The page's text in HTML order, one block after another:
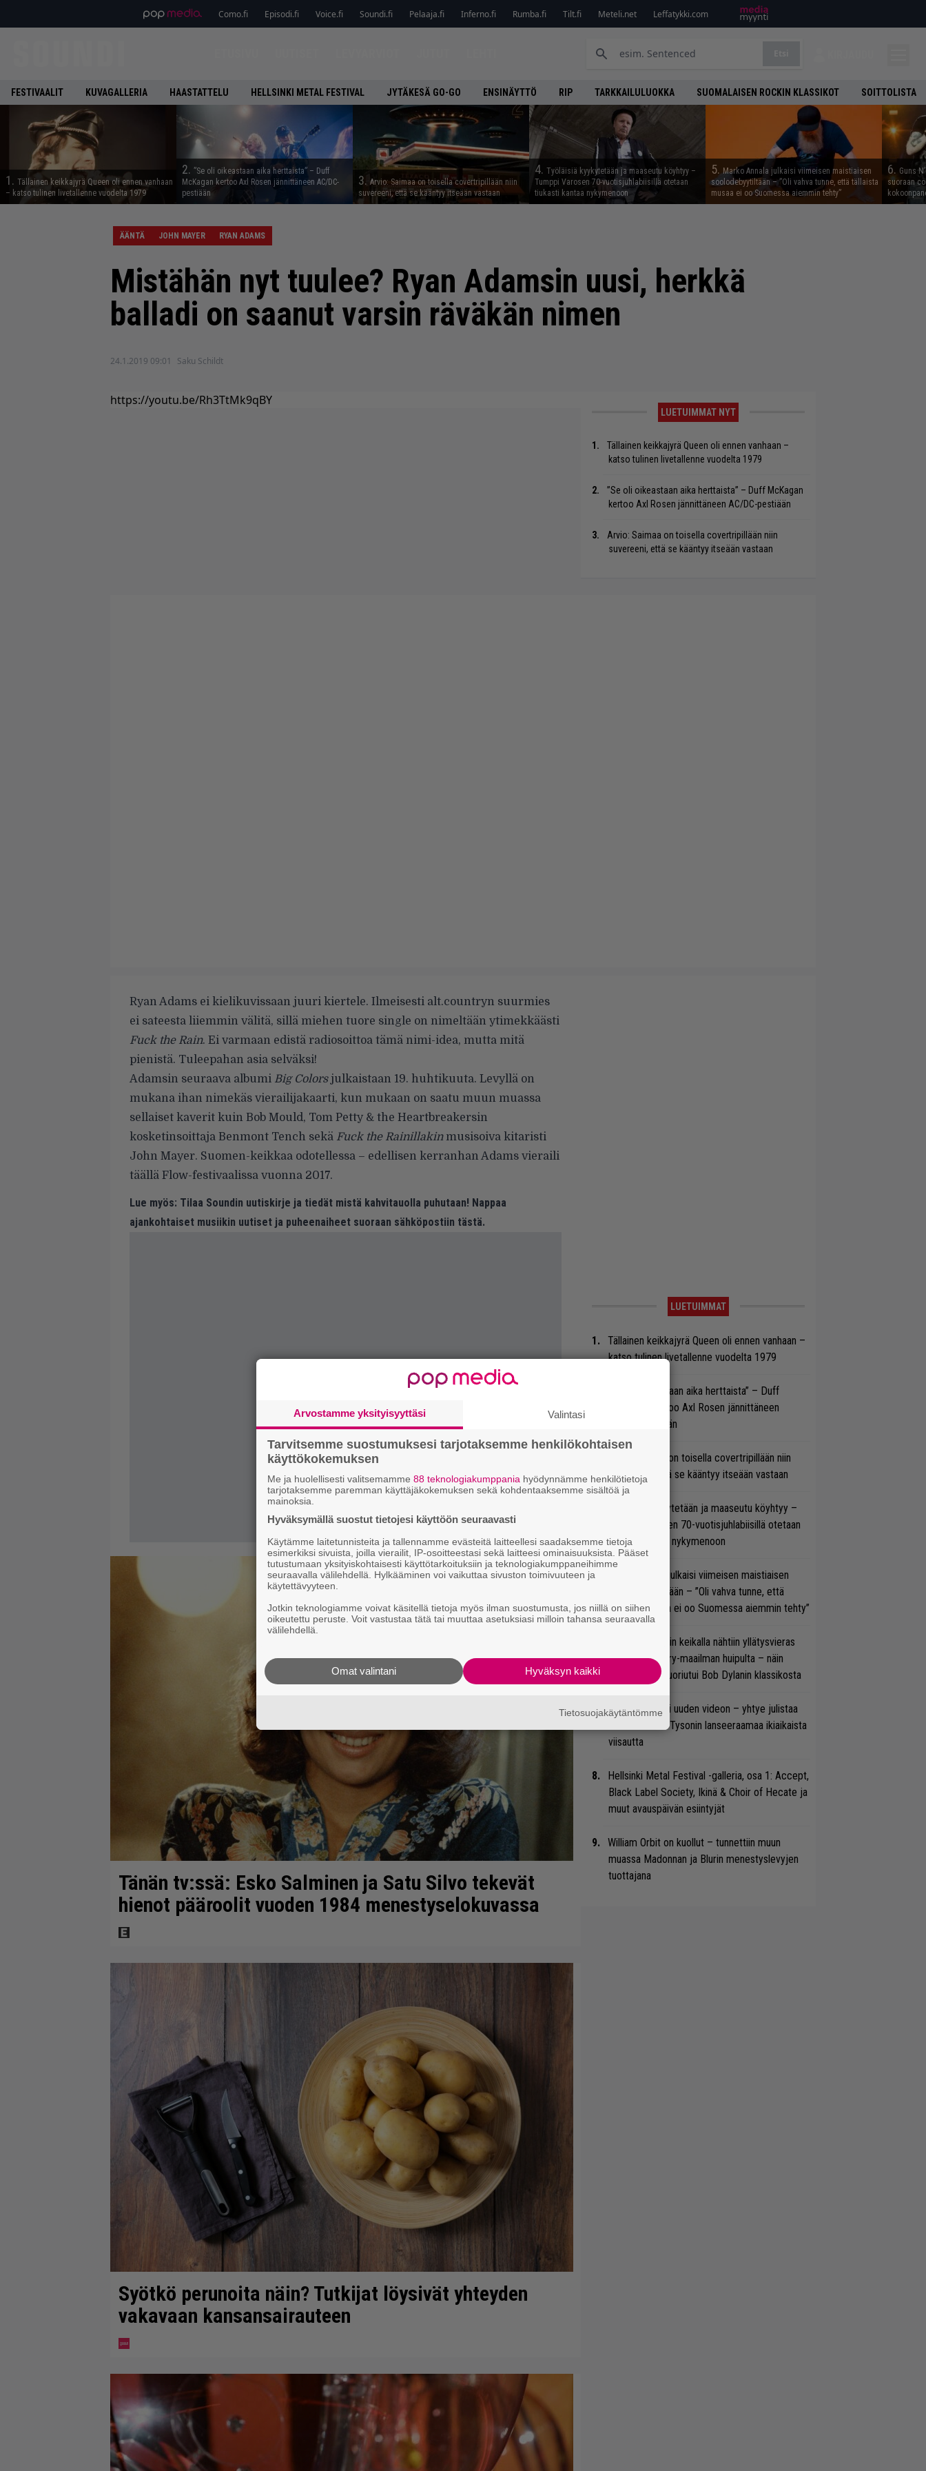
Como.fi Episodi.fi Voice.fi Soundi.fi Pelaaja.fi Inferno.fi Rumba.fi Tilt.fi Meteli.net Leffatykki.com
FESTIVAALIT KUVAGALLERIA HAASTATTELU HELLSINKI METAL FESTIVAL JYTÄKESÄ GO-GO ENSINÄYTTÖ RIP TARKKAILULUOKKA SUOMALAISEN ROCKIN KLASSIKOT SOITTOLISTA
1. Tällainen keikkajyrä Queen oli ennen vanhaan
– katso tulinen livetallenne vuodelta 1979
2. ”Se oli oikeastaan aika herttaista” – Duff
McKagan kertoo Axl Rosen jännittäneen AC/DC-
pestiään
3. Arvio: Saimaa on toisella covertripillään niin
suvereeni, että se kääntyy itseään vastaan
4. Työläisiä kyykytetään ja maaseutu köyhtyy –
Tumppi Varosen 70-vuotisjuhlabiisillä otetaan
tiukasti kantaa nykymenoon
5. Marko Annala julkaisi viimeisen maistiaisen
soolodebyytiltään – ”Oli vahva tunne, että tällaista
musaa ei oo Suomessa aiemmin tehty”
6. Guns
suoraan
ÄÄNTÄ JOHN MAYER RYAN ADAMS
Mistähän nyt tuulee? Ryan Adamsin uusi, herkkä
balladi on saanut varsin räväkän nimen
24.1.2019 09:01 Saku Schildt
https://youtu.be/Rh3TtMk9qBY
LUETUIMMAT NYT
Tällainen keikkajyrä Queen oli ennen vanhaan –
katso tulinen livetallenne vuodelta 1979
”Se oli oikeastaan aika herttaista” – Duff McKagan
kertoo Axl Rosen jännittäneen AC/DC-pestiään
Arvio: Saimaa on toisella covertripillään niin
suvereeni, että se kääntyy itseään vastaan
Ryan Adams ei kielikuvissaan juuri kiertele. Ilmeisesti alt.countryn suurmies
ei sateesta liiemmin välitä, sillä miehen tuore single on nimeltään ytimekkäästi
Fuck the Rain. Ei varmaan edistä radiosoittoa tämä nimi-idea, mutta mitä
pienistä. Tuleepahan asia selväksi!
Adamsin seuraava albumi Big Colorsjulkaistaan 19. huhtikuuta. Levyllä on
mukana ihan nimekäs vierailijakaarti, kun mukaan on saatu muun muassa
sellaiset kaverit kuin Bob Mould, Tom Petty & the Heartbreakersin
kosketinsoittaja Benmont Tench sekä Fuck the Rainillakinmusisoiva kitaristi
John Mayer. Suomen-keikkaa odotellessa – edellisen kerranhan Adams vieraili
täällä Flow-festivaalissa vuonna 2017.
Lue myös: Tilaa Soundin uutiskirje ja tiedät mistä kahvitauolla puhutaan! Nappaa
ajankohtaiset musiikin uutiset ja puheenaiheet suoraan sähköpostiin tästä.
Tänän tv:ssä: Esko Salminen ja Satu Silvo tekevät
hienot pääroolit vuoden 1984 menestyselokuvassa
Syötkö perunoita näin? Tutkijat löysivät yhteyden
vakavaan kansansairauteen
LUETUIMMAT
Tällainen keikkajyrä Queen oli ennen vanhaan –
katso tulinen livetallenne vuodelta 1979
”Se oli oikeastaan aika herttaista” – Duff
McKagan kertoo Axl Rosen jännittäneen
AC/DC-pestiään
Arvio: Saimaa on toisella covertripillään niin
suvereeni, että se kääntyy itseään vastaan
Työläisiä kyykytetään ja maaseutu köyhtyy –
Tumppi Varosen 70-vuotisjuhlabiisillä otetaan
tiukasti kantaa nykymenoon
Marko Annala julkaisi viimeisen maistiaisen
soolodebyytiltään – ”Oli vahva tunne, että
tällaista musaa ei oo Suomessa aiemmin tehty”
Guns N’ Rosesin keikalla nähtiin yllätysvieras
suoraan country-maailman huipulta – näin
kokoonpano suoriutui Bob Dylanin klassikosta
Anthrax julkaisi uuden videon – yhtye julistaa
biisillään Mike Tysonin lanseeraamaa ikiaikaista
viisautta
Hellsinki Metal Festival -galleria, osa 1: Accept,
Black Label Society, Ikinä & Choir of Hecate ja
muut avauspäivän esiintyjät
William Orbit on kuollut – tunnettiin muun
muassa Madonnan ja Blurin menestyslevyjen
tuottajana
Arvostamme yksityisyyttäsi Valintasi
Tarvitsemme suostumuksesi tarjotaksemme henkilökohtaisen
käyttökokemuksen
Me ja huolellisesti valitsemamme 88 teknologiakumppania hyödynnämme henkilötietoja
tarjotaksemme paremman käyttäjäkokemuksen sekä kohdentaaksemme sisältöä ja
mainoksia.
Hyväksymällä suostut tietojesi käyttöön seuraavasti
Käytämme laitetunnisteita ja tallennamme evästeitä laitteellesi saadaksemme tietoja
esimerkiksi sivuista, joilla vierailit, IP-osoitteestasi sekä laitteesi ominaisuuksista. Pääset
tutustumaan yksityiskohtaisesti käyttötarkoituksiin ja teknologiakumppaneihimme
seuraavalla välilehdellä. Hylkääminen voi vaikuttaa sivuston toimivuuteen ja
käytettävyyteen.
Jotkin teknologiamme voivat käsitellä tietoja myös ilman suostumusta, jos niillä on siihen
oikeutettu peruste. Voit vastustaa tätä tai muuttaa asetuksiasi milloin tahansa seuraavalla
välilehdellä.
Hyväksyn kaikki
Omat valintani
Tietosuojakäytäntömme